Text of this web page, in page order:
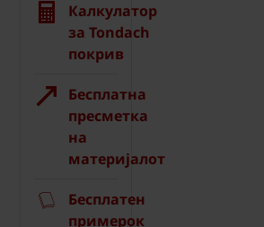
Калкулатор
за Tondach
покрив
Бесплатна
пресметка
на
материјалот
Бесплатен
примерок